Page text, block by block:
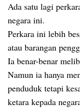
Ada satu lagi
negara ini.
Perkara ini lebih
atau barangan
Ia benar-benar
Namun ia hanya
penduduk tetapi
ketara kepada